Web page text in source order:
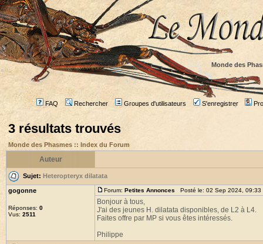
Monde des
FAQ Rechercher Groupes d'utilisateurs S'enregistrer
3 résultats trouvés
Monde des Phasmes :: Index du Forum
Auteur
Sujet: Heteropteryx dilatata
gogonne
Réponses: 0
Vus: 2511
Forum: Petites Annonces Posté le: 02 Sep 2024,
Bonjour à tous,
J'ai des jeunes H. dilatata disponibles, de L2 à L4.
Faites offre par MP si vous êtes intéressés.
Philippe